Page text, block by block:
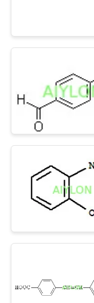
PRIVACY